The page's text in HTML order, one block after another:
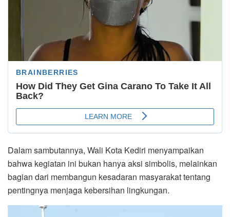
Dalam sambutannya, Wali Kota Kediri menyampaikan
bahwa kegiatan ini bukan hanya aksi simbolis, melainkan
bagian dari membangun kesadaran masyarakat tentang
pentingnya menjaga kebersihan lingkungan.